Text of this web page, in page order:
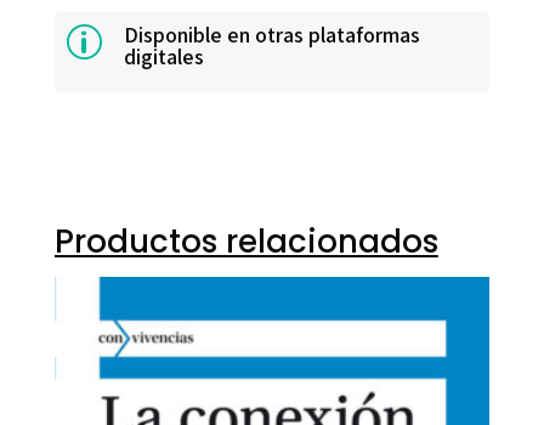
p Disponible en otras plataformas
digitales
Productos relacionados